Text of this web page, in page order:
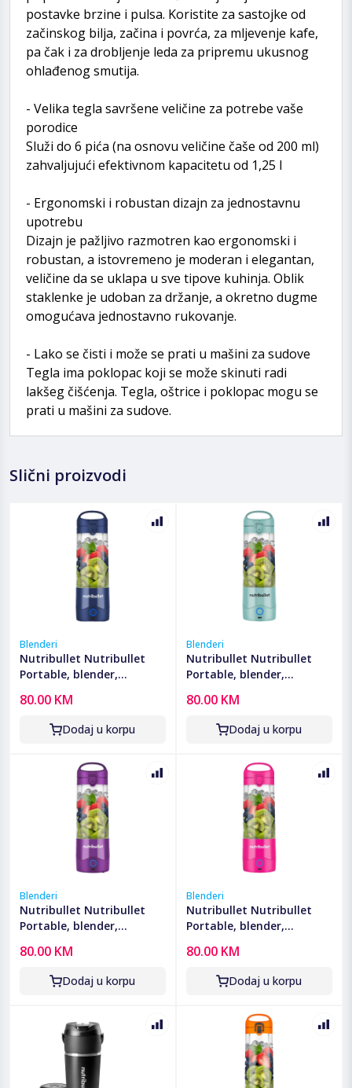
postavke brzine i pulsa. Koristite za sastojke od
začinskog bilja, začina i povrća, za mljevenje kafe,
pa čak i za drobljenje leda za pripremu ukusnog
ohlađenog smutija.
- Velika tegla savršene veličine za potrebe vaše
porodice
Služi do 6 pića (na osnovu veličine čaše od 200 ml)
zahvaljujući efektivnom kapacitetu od 1,25 l
- Ergonomski i robustan dizajn za jednostavnu
upotrebu
Dizajn je pažljivo razmotren kao ergonomski i
robustan, a istovremeno je moderan i elegantan,
veličine da se uklapa u sve tipove kuhinja. Oblik
staklenke je udoban za držanje, a okretno dugme
omogućava jednostavno rukovanje.
- Lako se čisti i može se prati u mašini za sudove
Tegla ima poklopac koji se može skinuti radi
lakšeg čišćenja. Tegla, oštrice i poklopac mogu se
prati u mašini za sudove.
Slični proizvodi
Blenderi
Nutribullet Nutribullet
Portable, blender,
- NBP003NBL
80.00 KM
Dodaj u korpu
Blenderi
Nutribullet Nutribullet
Portable, blender,
- NBP003LBL
80.00 KM
Dodaj u korpu
Blenderi
Nutribullet Nutribullet
Portable, blender,
- NBP003PU
80.00 KM
Dodaj u korpu
Blenderi
Nutribullet Nutribullet
Portable, blender,
- NBP003BP
80.00 KM
Dodaj u korpu